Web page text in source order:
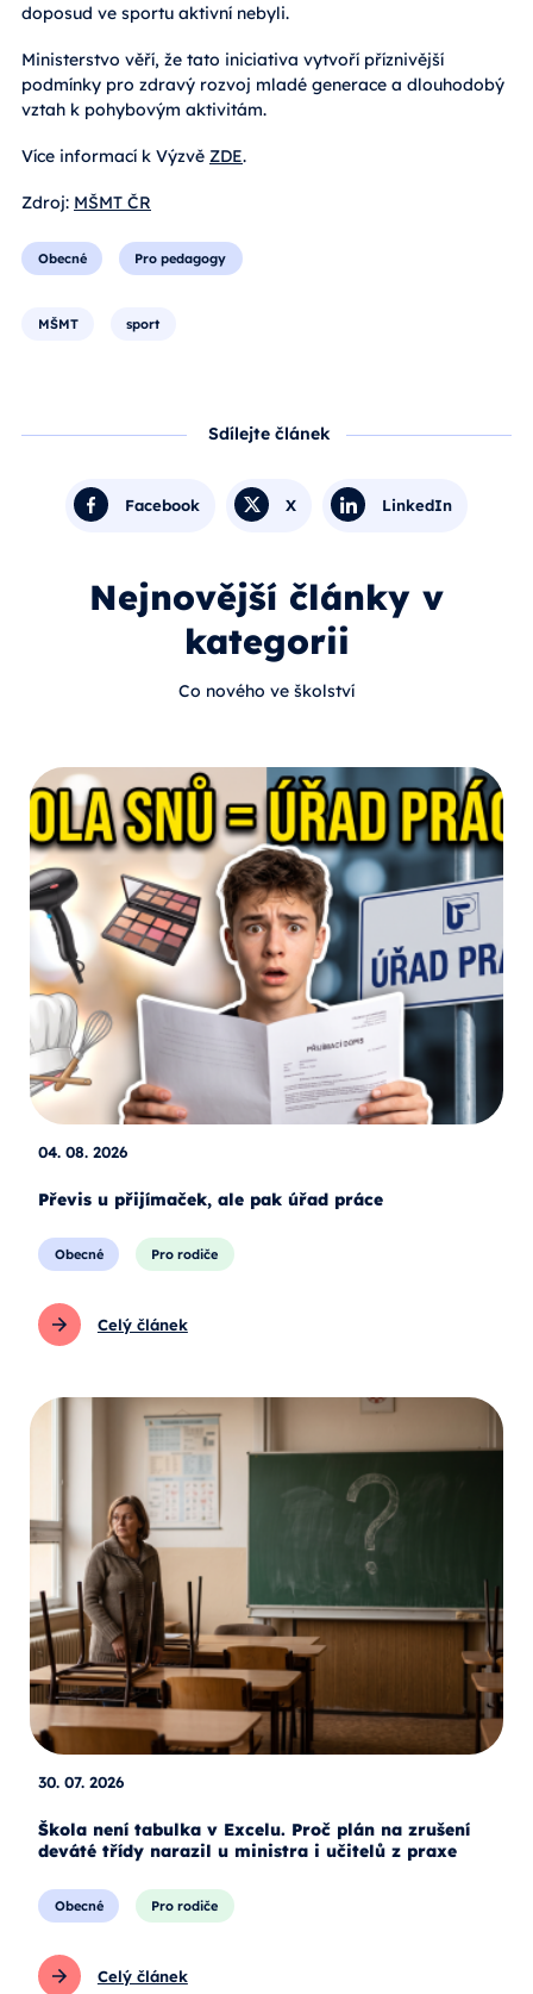
doposud ve sportu aktivní nebyli.
Ministerstvo věří, že tato iniciativa vytvoří příznivější
podmínky pro zdravý rozvoj mladé generace a dlouhodobý
vztah k pohybovým aktivitám.
Více informací k Výzvě ZDE.
Zdroj: MŠMT ČR
Obecné Pro pedagogy
MŠMT sport
Sdílejte článek
Facebook X LinkedIn
Nejnovější články v
kategorii
Co nového ve školství
04. 08. 2026
Převis u přijímaček, ale pak úřad práce
Obecné Pro rodiče
Celý článek
30. 07. 2026
Škola není tabulka v Excelu. Proč plán na zrušení
deváté třídy narazil u ministra i učitelů z praxe
Obecné Pro rodiče
Celý článek